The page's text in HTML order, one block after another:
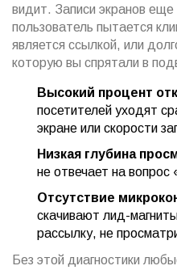
видит. Записи экранов
пользователь пытается
является ссылкой, или
которую вы спрятали в
Высокий процент
посетителей уходят
экране или скорости
Низкая глубина
не отвечает на вопрос
Отсутствие
скачивают лид-
рассылку, не
Без этой диагностики